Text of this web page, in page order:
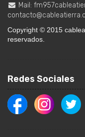
Mail:
Copyright © 2015
reservados.
Redes Sociales